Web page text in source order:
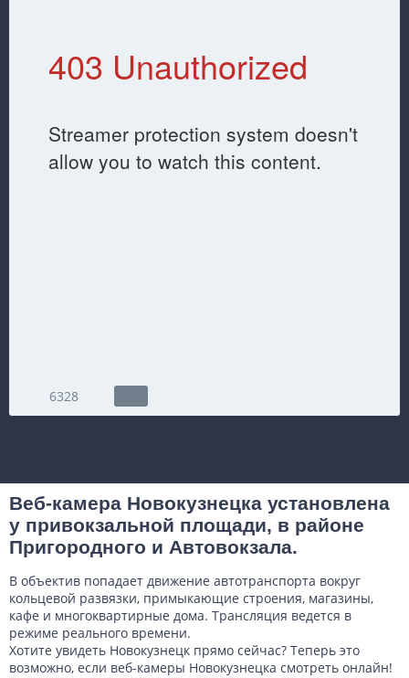
6328
Веб-камера Новокузнецка установлена
у привокзальной площади, в районе
Пригородного и Автовокзала.
В объектив попадает движение автотранспорта вокруг
кольцевой развязки, примыкающие строения, магазины,
кафе и многоквартирные дома. Трансляция ведется в
режиме реального времени.
Хотите увидеть Новокузнецк прямо сейчас? Теперь это
возможно, если веб-камеры Новокузнецка смотреть онлайн!